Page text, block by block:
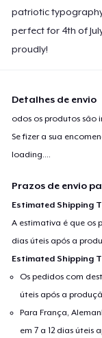
patriotic
perfect for 4th of
proudly!
Detalhes de envio
odos os produtos são
Se fizer a sua
loading....
Prazos de envio
Estimated Shipping
A estimativa é que os
dias úteis após a
Estimated Shipping
Os pedidos com
úteis após a
Para França,
em 7 a 12 dias úteis